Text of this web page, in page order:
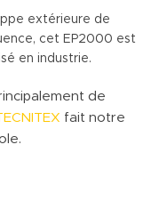
extérieure de
cet EP2000 est
en industrie.
de
fait notre